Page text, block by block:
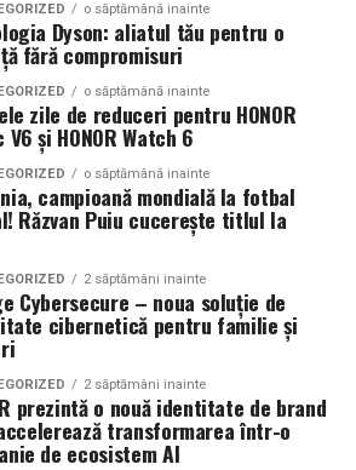
proaspete, citrice și energice,
lime-ul sunt alegerea ideală. Dacă
exotice și cu personalitate, notele
și lemn de santal sunt perfecte
sezonul cald este momentul
și să descoperi parfumuri
parfumeriei de nișă. Iar
demonstrează că
creativitatea și accesibilitatea
sticlă.
o săptămână inainte
Dyson: aliatul tău pentru o
fără compromisuri
o săptămână inainte
zile de reduceri pentru HONOR
V6 și HONOR Watch 6
o săptămână inainte
campioană mondială la fotbal
Răzvan Puiu cucerește titlul la
2 săptămâni inainte
Cybersecure – noua soluție de
cibernetică pentru familie și
2 săptămâni inainte
prezintă o nouă identitate de brand
transformarea într-o
de ecosistem AI